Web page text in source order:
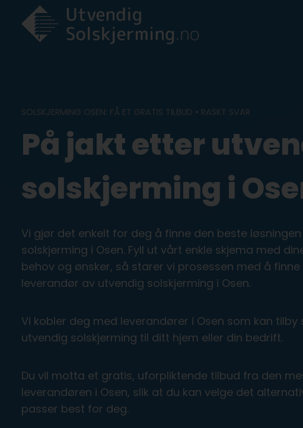
content
SOLSKJERMING OSEN: FÅ ET GRATIS TILBUD • RASKT SVAR
På jakt etter
solskjerming i
Vi gjør det enkelt for deg å finne den beste
solskjerming i Osen. Fyll ut vårt enkle skjema med
behov og ønsker, så starer vi prosessen med å
leverandør av utvendig solskjerming i Osen.
Vi kobler deg med leverandører i Osen som kan tilby
utvendig solskjerming til ditt hjem eller din bedrift.
Du vil motta et gratis, uforpliktende tilbud fra den
leverandøren i Osen, slik at du kan velge det
passer best for deg.